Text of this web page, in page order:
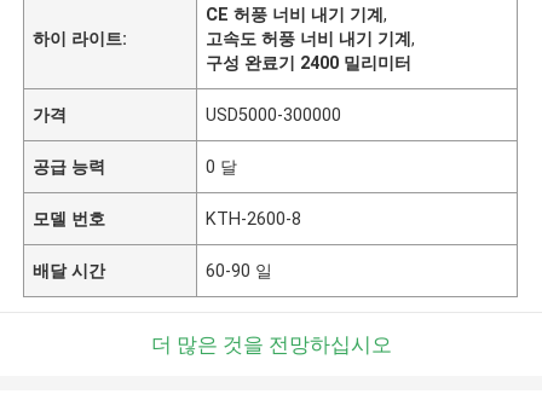
하이 라이트:
CE 허풍 너비 내기 기계,
고속도 허풍 너비 내기 기계,
구성 완료기 2400 밀리미터
가격 USD5000-300000
공급 능력 0 달
모델 번호 KTH-2600-8
배달 시간 60-90 일
더 많은 것을 전망하십시오